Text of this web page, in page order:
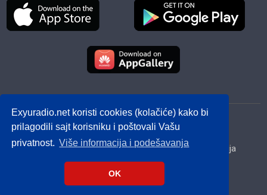
Exyuradio.net koristi cookies (kolačiće) kako bi
prilagodili sajt korisniku i poštovali Vašu
privatnost. Više informacija i podešavanja
OK
© 2012 - 2026! exyuradio.net -Politika privatnosti -
created by IMS.RS
Srbija
Hrvatska BiH Crna Gora Makedonija
Slovenija